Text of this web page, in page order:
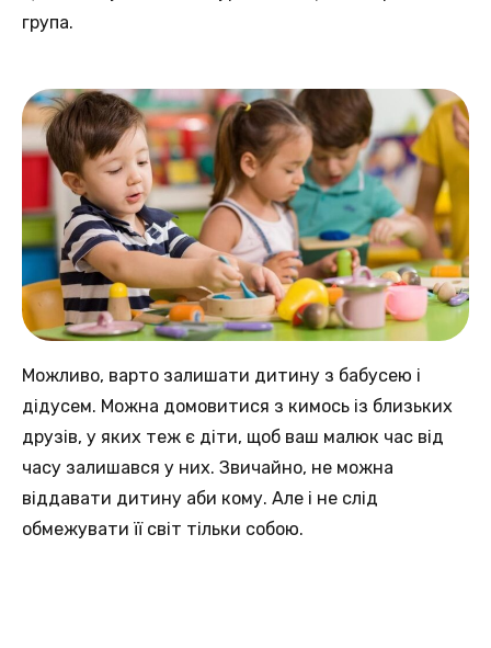
група.
Можливо, варто залишати дитину з бабусею і
дідусем. Можна домовитися з кимось із близьких
друзів, у яких теж є діти, щоб ваш малюк час від
часу залишався у них. Звичайно, не можна
віддавати дитину аби кому. Але і не слід
обмежувати її світ тільки собою.